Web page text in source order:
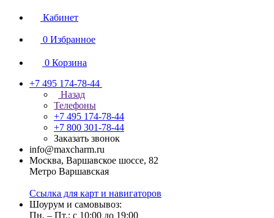
Кабинет
0 Избранное
0 Корзина
+7 495 174-78-44
Назад
Телефоны
+7 495 174-78-44
+7 800 301-78-44
Заказать звонок
info@maxcharm.ru
Москва, Варшавское шоссе, 82
Метро Варшавская
Ссылка для карт и навигаторов
Шоурум и самовывоз:
Пн. – Пт.: с 10:00 до 19:00